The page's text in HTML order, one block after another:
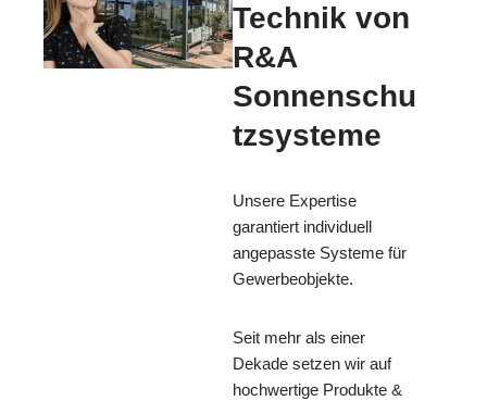
Technik von
R&A
Sonnenschu
tzsysteme
Unsere Expertise
garantiert individuell
angepasste Systeme für
Gewerbeobjekte.
Seit mehr als einer
Dekade setzen wir auf
hochwertige Produkte &